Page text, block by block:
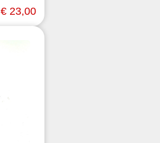
€ 23,00